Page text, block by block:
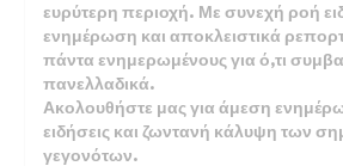
ευρύτερη περιοχή. Με συνεχή ροή
ενημέρωση και αποκλειστικά
πάντα ενημερωμένους για ό,τι
πανελλαδικά.
Ακολουθήστε μας για άμεση
ειδήσεις και ζωντανή κάλυψη των
γεγονότων.